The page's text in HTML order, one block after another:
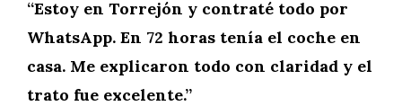
“Estoy en Torrejón y contraté todo por
WhatsApp. En 72 horas tenía el coche en
casa. Me explicaron todo con claridad y el
trato fue excelente.”